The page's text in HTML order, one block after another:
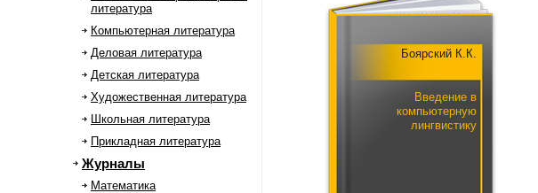
литература
Компьютерная литература
Деловая литература
Детская литература
Художественная литература
Школьная литература
Прикладная литература
Журналы
Математика
Боярский К.К.
Введение в
компьютерную
лингвистику